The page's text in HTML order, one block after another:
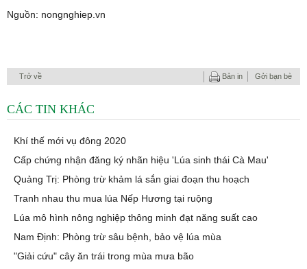
Nguồn: nongnghiep.vn
Trở về Gởi bạn bè
Bản in
CÁC TIN KHÁC
Khí thế mới vụ đông 2020
Cấp chứng nhận đăng ký nhãn hiệu 'Lúa sinh thái Cà Mau'
Quảng Trị: Phòng trừ khảm lá sắn giai đoạn thu hoạch
Tranh nhau thu mua lúa Nếp Hương tại ruộng
Lúa mô hình nông nghiệp thông minh đạt năng suất cao
Nam Định: Phòng trừ sâu bệnh, bảo vệ lúa mùa
"Giải cứu" cây ăn trái trong mùa mưa bão